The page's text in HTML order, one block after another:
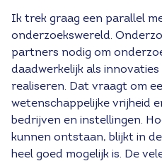
Ik trek graag een parallel
onderzoekswereld.
partners nodig om
daadwerkelijk als
realiseren. Dat vraagt om
wetenschappelijke vrijheid
bedrijven en instellingen.
kunnen ontstaan, blijkt in
heel goed mogelijk is. De